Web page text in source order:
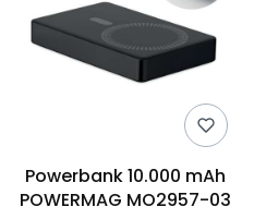
Powerbank 10.000 mAh
POWERMAG MO2957-03